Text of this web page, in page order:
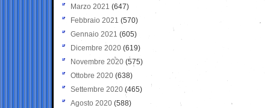
Marzo 2021 (647)
Febbraio 2021 (570)
Gennaio 2021 (605)
Dicembre 2020 (619)
Novembre 2020 (575)
Ottobre 2020 (638)
Settembre 2020(465)
Agosto 2020 (588)